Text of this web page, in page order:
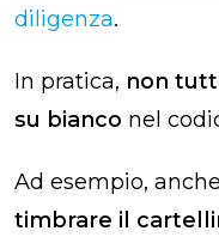
diligenza.
In pratica, non
su bianco nel
Ad esempio,
timbrare il